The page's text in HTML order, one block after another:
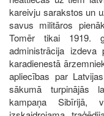
kareivju sarakstos un
savus militāros
Tomēr tikai 1919.
administrācija
karadienestā
apliecības par
sākumā turpinājās
kampaņa Sibīrijā,